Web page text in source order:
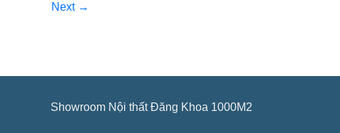
Next →
Showroom Nội thất Đăng Khoa 1000M2